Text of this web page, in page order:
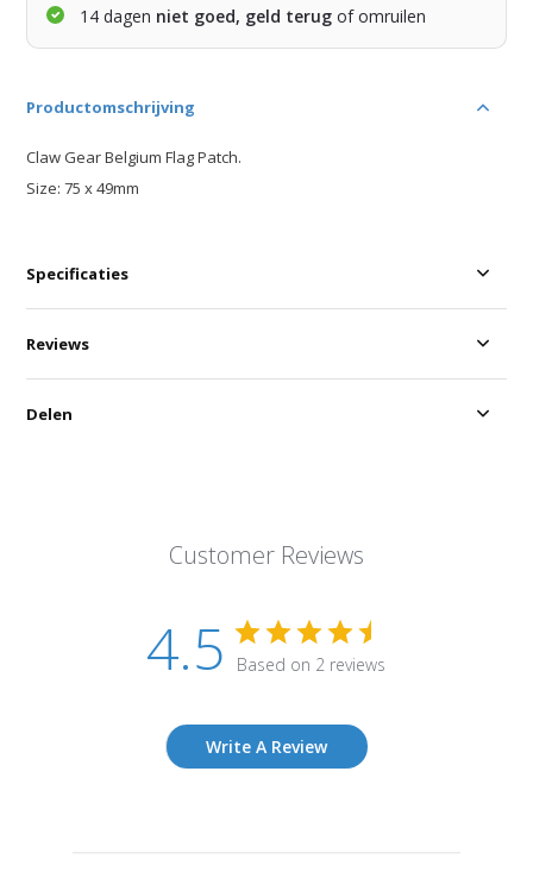
14 dagen niet goed, geld terug of omruilen
Productomschrijving
Claw Gear Belgium Flag Patch.
Size: 75 x 49mm
Specificaties
Customer Reviews
4.5 Based on 2 reviews
Write A Review
Reviews
Delen